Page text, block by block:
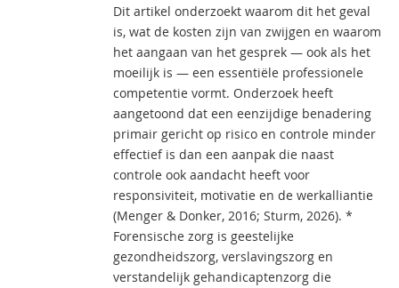
Dit artikel onderzoekt waarom dit het geval
is, wat de kosten zijn van zwijgen en waarom
het aangaan van het gesprek — ook als het
moeilijk is — een essentiële professionele
competentie vormt. Onderzoek heeft
aangetoond dat een eenzijdige benadering
primair gericht op risico en controle minder
effectief is dan een aanpak die naast
controle ook aandacht heeft voor
responsiviteit, motivatie en de werkalliantie
(Menger & Donker, 2016; Sturm, 2026). *
Forensische zorg is geestelijke
gezondheidszorg, verslavingszorg en
verstandelijk gehandicaptenzorg die